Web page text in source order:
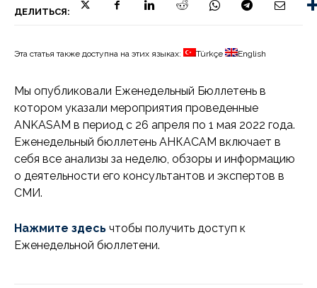
ДЕЛИТЬСЯ:
Эта статья также доступна на этих языках: Türkçe English
Мы опубликовали Еженедельный Бюллетень в
котором указали мероприятия проведенные
ANKASAM в период с 26 апреля по 1 мая 2022 года.
Еженедельный бюллетень АНКАСАМ включает в
себя все анализы за неделю, обзоры и информацию
о деятельности его консультантов и экспертов в
СМИ.
Нажмите здесь чтобы получить доступ к
Еженедельной бюллетени.